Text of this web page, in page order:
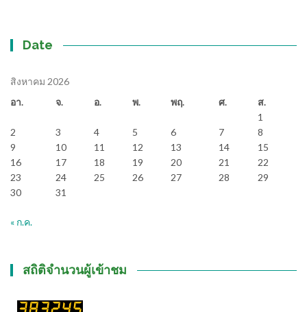
Date
สิงหาคม 2026
อา.
จ. อ. พ. พฤ. ศ.
ส.
1
2
3 4 5 6 7
8
9
10 11 12 13 14
15
16
17 18 19 20 21
22
23
24 25 26 27 28
29
30
31
« ก.ค.
สถิติจำนวนผู้เข้าชม